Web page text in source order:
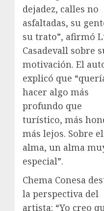
dejadez, calles no
asfaltadas, su
su trato”, afirmó
Casadevall sobre
motivación. El
explicó que
hacer algo más
profundo que
turístico, más
más lejos. Sobre el
alma, un alma
especial”.
Chema Conesa
la perspectiva del
artista: “Yo creo